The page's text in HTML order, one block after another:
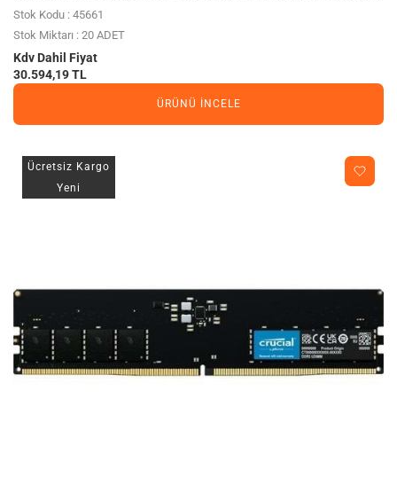
32
Stok Kodu : 45661
Stok Miktarı : 20 ADET
Kdv Dahil Fiyat
30.594,19 TL
ÜRÜNÜ İNCELE
Ücretsiz Kargo
Yeni